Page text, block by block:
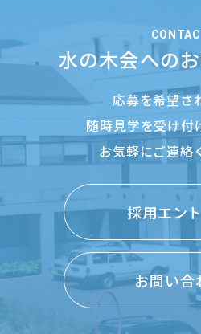
水の木会への
応募を希望さ
随時見学を受け付
お気軽にご連絡
採用エン
お問い合